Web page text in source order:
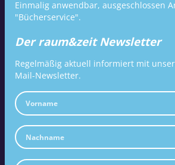
Einmalig anwendbar, ausgeschlossen
"Bücherservice".
Der raum&zeit Newsletter
Regelmäßig aktuell informiert mit
Mail-Newsletter.